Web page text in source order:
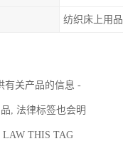
纺织床上用品
有关产品的信息 -
, 法律标签也会明
LAW THIS TAG